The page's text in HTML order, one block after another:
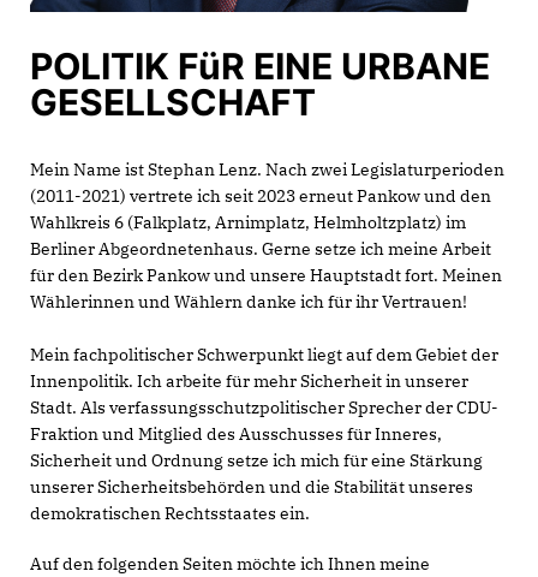
POLITIK FüR EINE URBANE
GESELLSCHAFT
Mein Name ist Stephan Lenz. Nach zwei Legislaturperioden
(2011-2021) vertrete ich seit 2023 erneut Pankow und den
Wahlkreis 6 (Falkplatz, Arnimplatz, Helmholtzplatz) im
Berliner Abgeordnetenhaus. Gerne setze ich meine Arbeit
für den Bezirk Pankow und unsere Hauptstadt fort. Meinen
Wählerinnen und Wählern danke ich für ihr Vertrauen!
Mein fachpolitischer Schwerpunkt liegt auf dem Gebiet der
Innenpolitik. Ich arbeite für mehr Sicherheit in unserer
Stadt. Als verfassungsschutzpolitischer Sprecher der CDU-
Fraktion und Mitglied des Ausschusses für Inneres,
Sicherheit und Ordnung setze ich mich für eine Stärkung
unserer Sicherheitsbehörden und die Stabilität unseres
demokratischen Rechtsstaates ein.
Auf den folgenden Seiten möchte ich Ihnen meine